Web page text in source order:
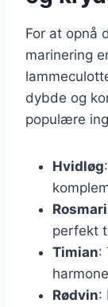
For at opnå
marinering
dybde og
populære
Hvidløg
perfekt
Timian:
Rødvin: